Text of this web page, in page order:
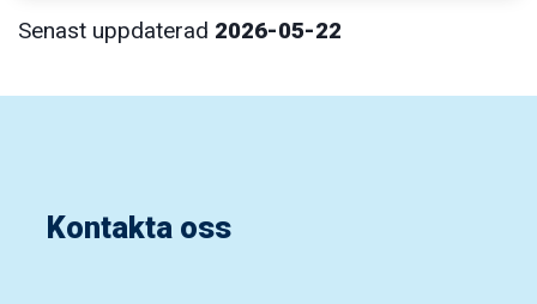
Senast uppdaterad 2026-05-22
Kontakta oss